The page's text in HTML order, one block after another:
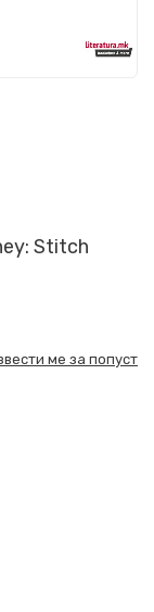
Stitch
ме за попуст